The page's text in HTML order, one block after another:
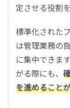
定させる役割
標準化された
は管理業務の
に集中できま
がる際にも、
を進めること